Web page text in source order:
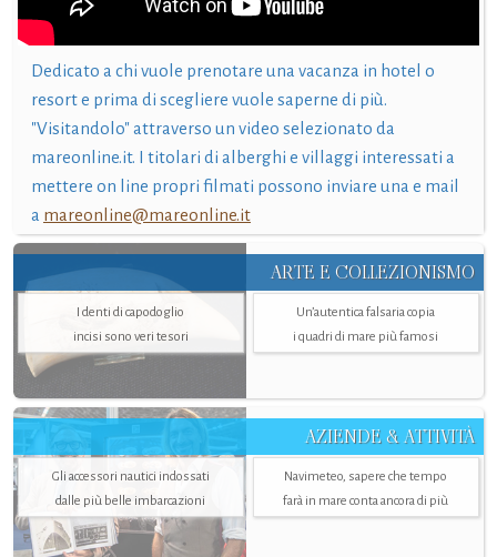
Dedicato a chi vuole prenotare una vacanza in hotel o
resort e prima di scegliere vuole saperne di più.
"Visitandolo" attraverso un video selezionato da
mareonline.it. I titolari di alberghi e villaggi interessati a
mettere on line propri filmati possono inviare una e mail
a mareonline@mareonline.it
ARTE E COLLEZIONISMO
I denti di capodoglio
incisi sono veri tesori
Un’autentica falsaria copia
i quadri di mare più famosi
AZIENDE & ATTIVITÀ
Gli accessori nautici indossati
dalle più belle imbarcazioni
Navimeteo, sapere che tempo
farà in mare conta ancora di più